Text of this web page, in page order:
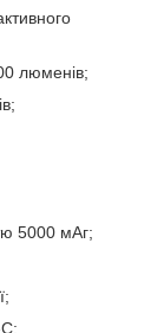
люменів;
5000 мАг;